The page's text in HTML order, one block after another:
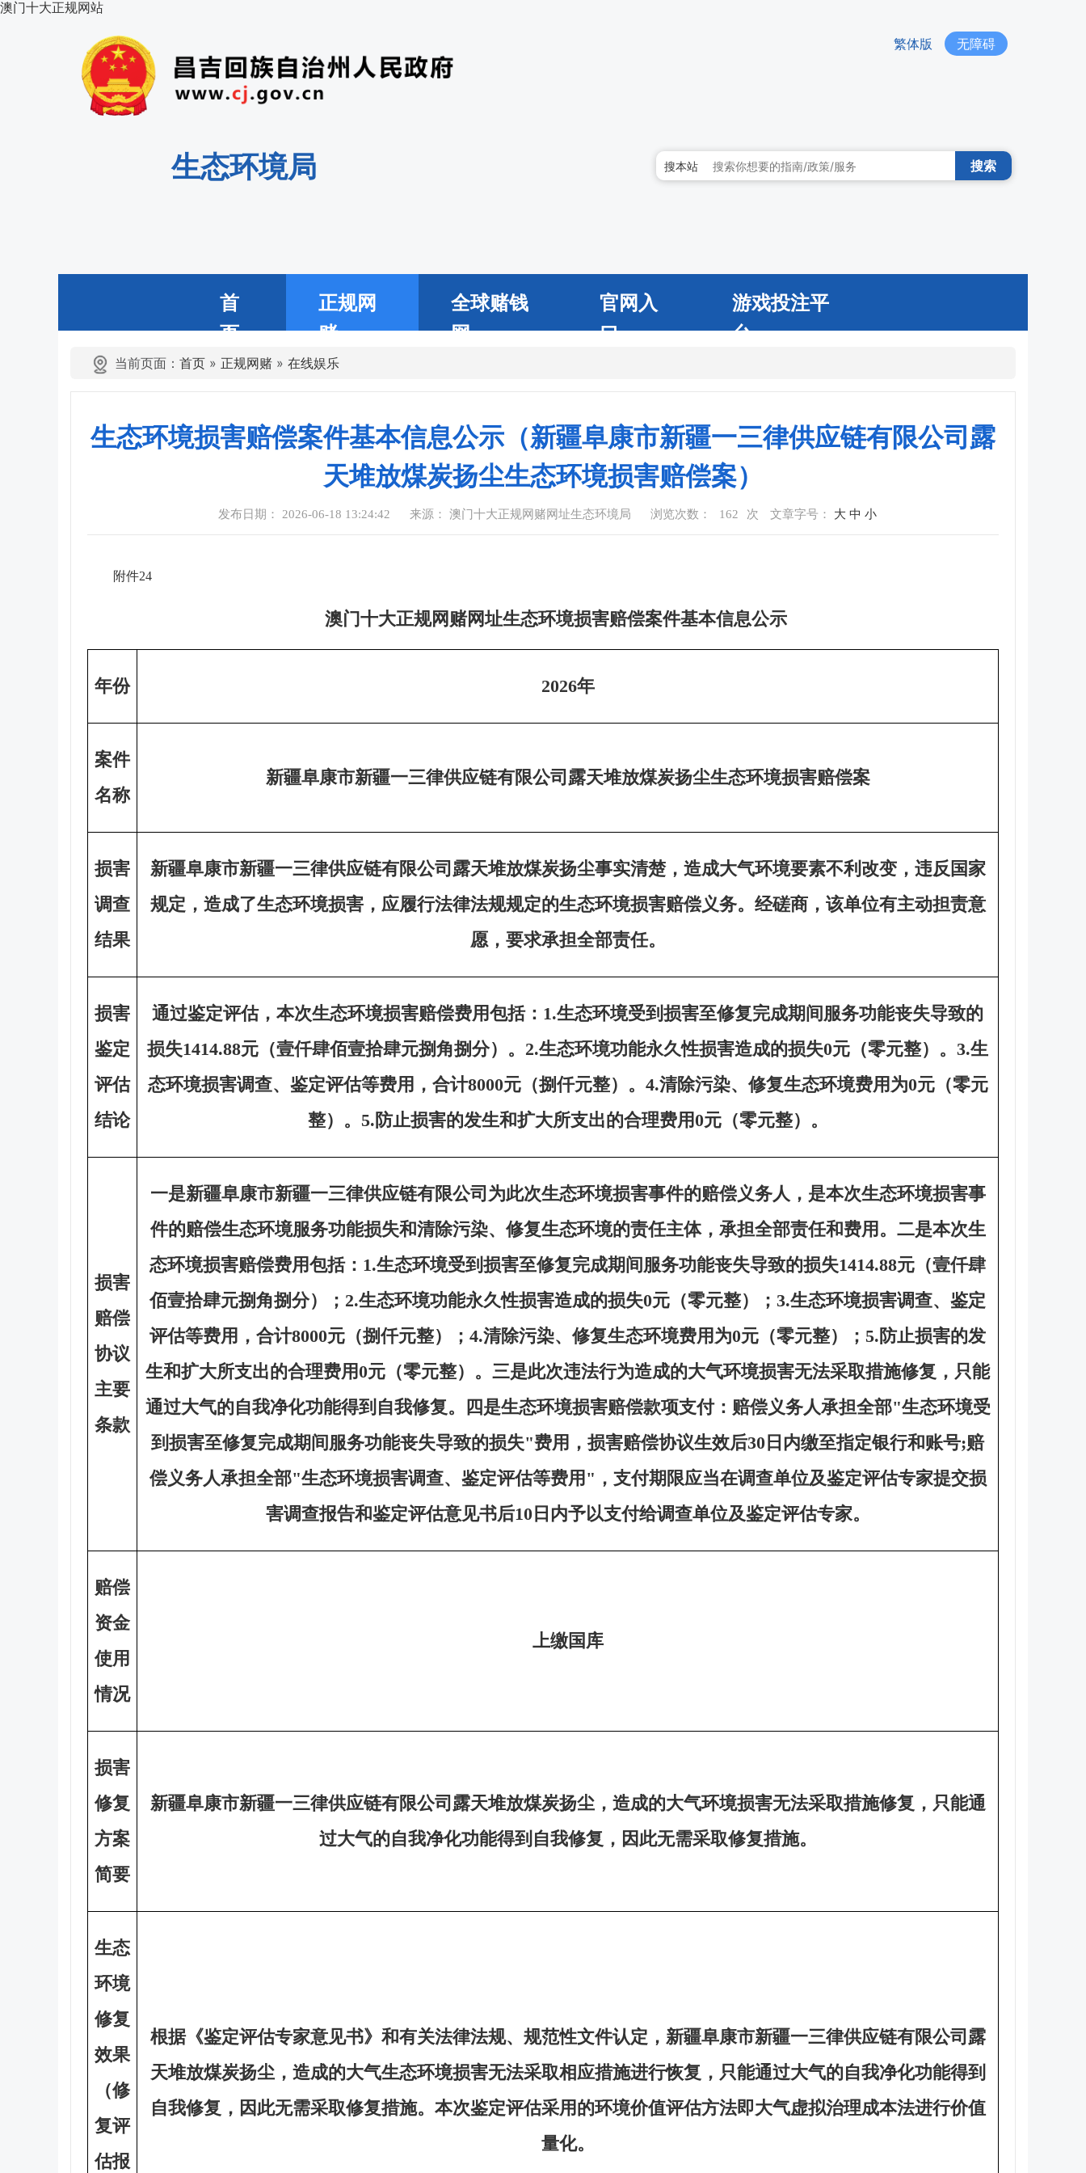
澳门十大正规网站
繁体版 无障碍
生态环境局 搜本站 搜索
首
页
正规网
赌
全球赌钱
网
官网入
口
游戏投注平
台
当前页面： 首页 » 正规网赌 » 在线娱乐
生态环境损害赔偿案件基本信息公示（新疆阜康市新疆一三律供应链有限公司露
天堆放煤炭扬尘生态环境损害赔偿案）
发布日期： 2026-06-18 13:24:42 来源： 澳门十大正规网赌网址生态环境局 浏览次数： 162 次 文章字号： 大 中 小
附件24
澳门十大正规网赌网址生态环境损害赔偿案件基本信息公示
年份 2026年
案件
名称
新疆阜康市新疆一三律供应链有限公司露天堆放煤炭扬尘生态环境损害赔偿案
损害
调查
结果
新疆阜康市新疆一三律供应链有限公司露天堆放煤炭扬尘事实清楚，造成大气环境要素不利改变，违反国家
规定，造成了生态环境损害，应履行法律法规规定的生态环境损害赔偿义务。经磋商，该单位有主动担责意
愿，要求承担全部责任。
损害
鉴定
评估
结论
通过鉴定评估，本次生态环境损害赔偿费用包括：1.生态环境受到损害至修复完成期间服务功能丧失导致的
损失1414.88元（壹仟肆佰壹拾肆元捌角捌分）。2.生态环境功能永久性损害造成的损失0元（零元整）。3.生
态环境损害调查、鉴定评估等费用，合计8000元（捌仟元整）。4.清除污染、修复生态环境费用为0元（零元
整）。5.防止损害的发生和扩大所支出的合理费用0元（零元整）。
损害
赔偿
协议
主要
条款
一是新疆阜康市新疆一三律供应链有限公司为此次生态环境损害事件的赔偿义务人，是本次生态环境损害事
件的赔偿生态环境服务功能损失和清除污染、修复生态环境的责任主体，承担全部责任和费用。二是本次生
态环境损害赔偿费用包括：1.生态环境受到损害至修复完成期间服务功能丧失导致的损失1414.88元（壹仟肆
佰壹拾肆元捌角捌分）；2.生态环境功能永久性损害造成的损失0元（零元整）；3.生态环境损害调查、鉴定
评估等费用，合计8000元（捌仟元整）；4.清除污染、修复生态环境费用为0元（零元整）；5.防止损害的发
生和扩大所支出的合理费用0元（零元整）。三是此次违法行为造成的大气环境损害无法采取措施修复，只能
通过大气的自我净化功能得到自我修复。四是生态环境损害赔偿款项支付：赔偿义务人承担全部"生态环境受
到损害至修复完成期间服务功能丧失导致的损失"费用，损害赔偿协议生效后30日内缴至指定银行和账号;赔
偿义务人承担全部"生态环境损害调查、鉴定评估等费用"，支付期限应当在调查单位及鉴定评估专家提交损
害调查报告和鉴定评估意见书后10日内予以支付给调查单位及鉴定评估专家。
赔偿
资金
使用
情况
上缴国库
损害
修复
方案
简要
新疆阜康市新疆一三律供应链有限公司露天堆放煤炭扬尘，造成的大气环境损害无法采取措施修复，只能通
过大气的自我净化功能得到自我修复，因此无需采取修复措施。
生态
环境
修复
效果
（修
复评
估报
根据《鉴定评估专家意见书》和有关法律法规、规范性文件认定，新疆阜康市新疆一三律供应链有限公司露
天堆放煤炭扬尘，造成的大气生态环境损害无法采取相应措施进行恢复，只能通过大气的自我净化功能得到
自我修复，因此无需采取修复措施。本次鉴定评估采用的环境价值评估方法即大气虚拟治理成本法进行价值
量化。